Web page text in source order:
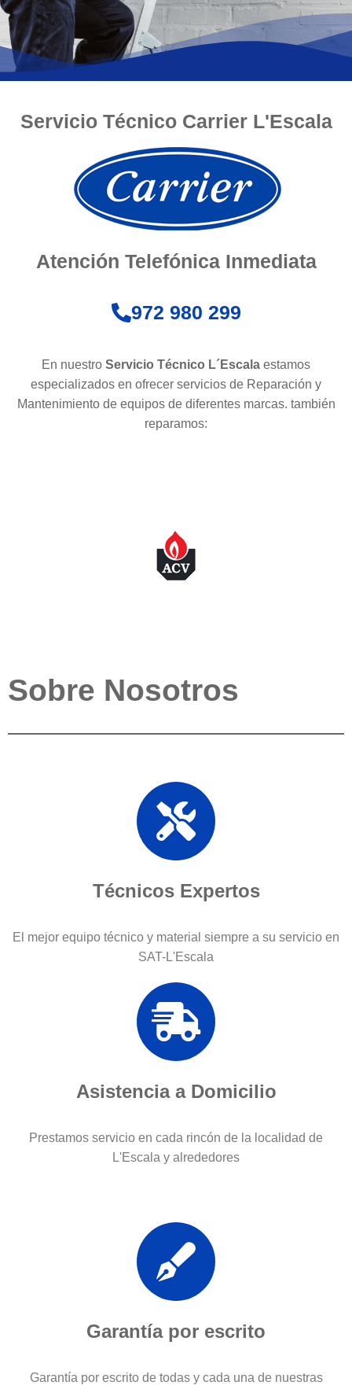
Servicio Técnico Carrier L'Escala
Atención Telefónica Inmediata
972 980 299
En nuestro Servicio Técnico L´Escala estamos
especializados en ofrecer servicios de Reparación y
Mantenimiento de equipos de diferentes marcas. también
reparamos:
Sobre Nosotros
Técnicos Expertos
El mejor equipo técnico y material siempre a su servicio en
SAT-L'Escala
Asistencia a Domicilio
Prestamos servicio en cada rincón de la localidad de
L'Escala y alrededores
Garantía por escrito
Garantía por escrito de todas y cada una de nuestras